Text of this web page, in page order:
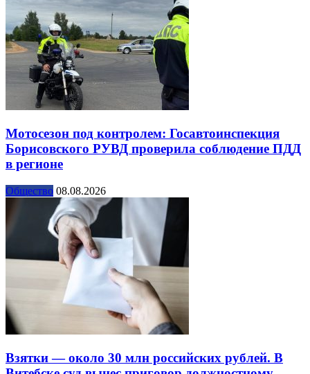
Мотосезон под контролем: Госавтоинспекция
Борисовского РУВД проверила соблюдение ПДД
в регионе
Общество 08.08.2026
Взятки — около 30 млн российских рублей. В